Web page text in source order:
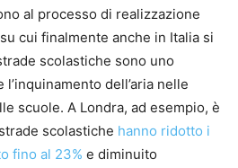
al processo di realizzazione
cui finalmente anche in Italia si
scolastiche sono uno
dell’aria nelle
scuole. A Londra, ad esempio, è
scolastiche hanno ridotto i
fino al 23% e diminuito